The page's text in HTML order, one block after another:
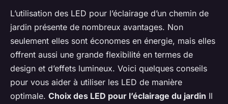
L’utilisation des LED pour l’éclairage d’un chemin de
jardin présente de nombreux avantages. Non
seulement elles sont économes en énergie, mais elles
offrent aussi une grande flexibilité en termes de
design et d’effets lumineux. Voici quelques conseils
pour vous aider à utiliser les LED de manière
optimale. Choix des LED pour l’éclairage du jardin Il